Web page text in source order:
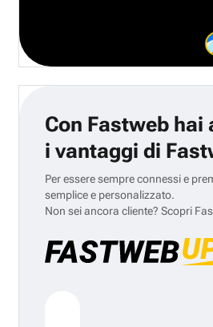
Con Fastweb hai
i vantaggi di
Per essere sempre connessi e
semplice e personalizzato.
Non sei ancora cliente? Scopri